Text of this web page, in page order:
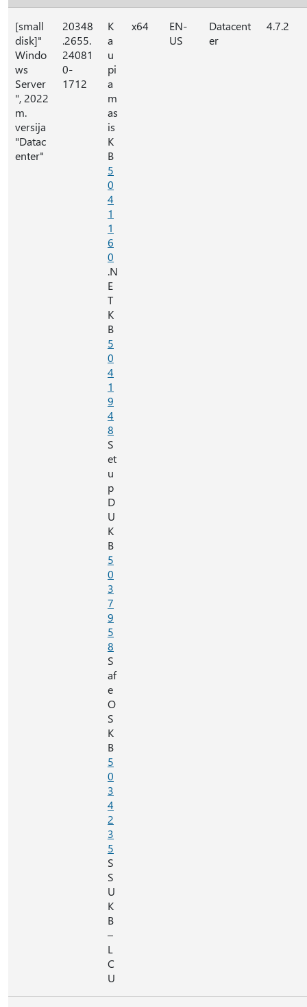
[small
disk]"
Windo
ws
Server
", 2022
m.
versija
"Datac
enter"
20348
.2655.
24081
0-
1712
K
a
u
pi
a
m
as
is
K
B
5
0
4
1
1
6
0
.N
E
T
K
B
5
0
4
1
9
4
8
S
et
u
p
D
U
K
B
5
0
3
7
9
5
8
S
af
e
O
S
K
B
5
0
3
4
2
3
5
S
S
U
K
B
–
L
C
U
x64
EN-
US
Datacent
er
4.7.2